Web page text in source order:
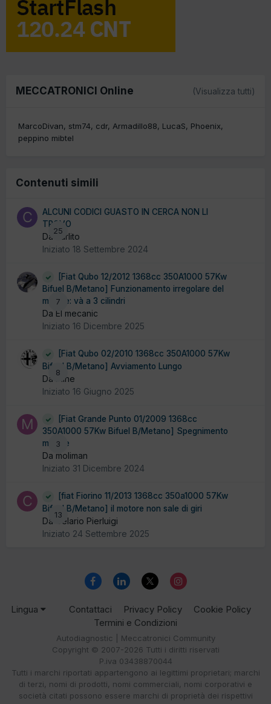
MECCATRONICI Online (Visualizza tutti)
MarcoDivan stm74 cdr Armadillo88 LucaS
Phoenix
peppino mibtel
Contenuti simili
25
ALCUNI CODICI GUASTO IN CERCA NON LI
TROVO
Da carlito
Iniziato 18 Settembre 2024
7
[Fiat Qubo 12/2012 1368cc 350A1000 57Kw
Bifuel B/Metano] Funzionamento irregolare del
motore: và a 3 cilindri
Da El mecanic
Iniziato 16 Dicembre 2025
8
[Fiat Qubo 02/2010 1368cc 350A1000 57Kw
Bifuel B/Metano] Avviamento Lungo
Da Pline
Iniziato 16 Giugno 2025
3
[Fiat Grande Punto 01/2009 1368cc
350A1000 57Kw Bifuel B/Metano] Spegnimento
motore
Da moliman
Iniziato 31 Dicembre 2024
13
[fiat Fiorino 11/2013 1368cc 350a1000 57Kw
Bifuel B/Metano] il motore non sale di giri
Da Celario Pierluigi
Iniziato 24 Settembre 2025
Lingua Contattaci Privacy Policy
Cookie Policy
Termini e Condizioni
Autodiagnostic | Meccatronici Community
Copyright © 2007-2026 Tutti i diritti riservati
P.iva 03438870044
Tutti i marchi riportati appartengono ai legittimi proprietari; marchi
di terzi, nomi di prodotti, nomi commerciali, nomi corporativi e
società citati possono essere marchi di proprietà dei rispettivi